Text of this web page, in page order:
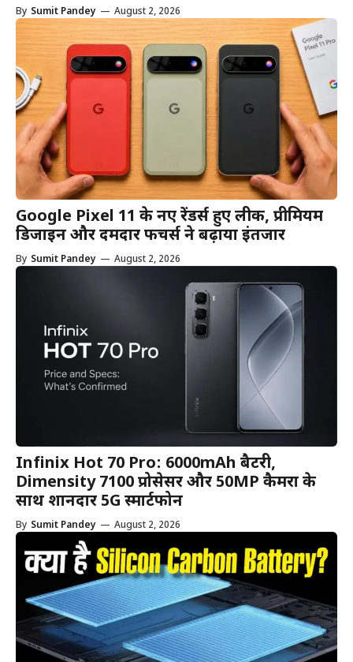
By Sumit Pandey — August 2, 2026
Google Pixel 11 के नए रेंडर्स हुए लीक, प्रीमियम
डिजाइन और दमदार फीचर्स ने बढ़ाया इंतजार
By Sumit Pandey — August 2, 2026
Infinix Hot 70 Pro: 6000mAh बैटरी,
Dimensity 7100 प्रोसेसर और 50MP कैमरा के
साथ शानदार 5G स्मार्टफोन
By Sumit Pandey — August 2, 2026